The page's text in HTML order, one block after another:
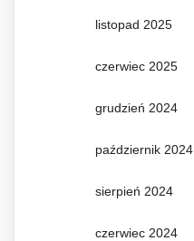
listopad 2025
czerwiec 2025
grudzień 2024
październik 2024
sierpień 2024
czerwiec 2024